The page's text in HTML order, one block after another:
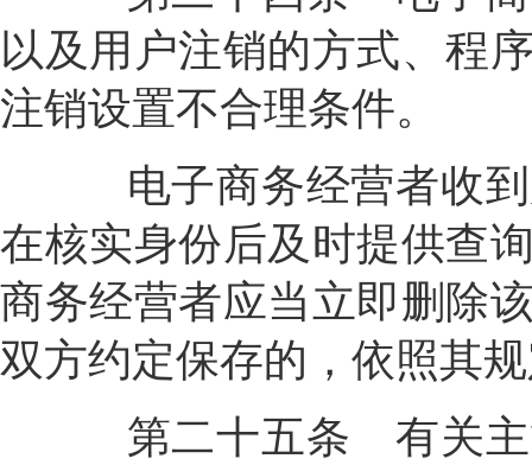
以及用户注销的方式、程
注销设置不合理条件。
电子商务经营者收到
在核实身份后及时提供查
商务经营者应当立即删除
双方约定保存的，依照其
第二十五条 有关